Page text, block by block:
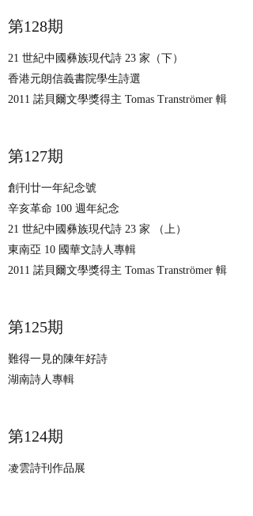
​第128期
21 世紀中國彝族現代詩 23 家（下）
香港元朗信義書院學生詩選
2011 諾貝爾文學獎得主 Tomas Tranströmer 輯
​第127期
創刊廿一年紀念號
辛亥革命 100 週年紀念
21 世紀中國彝族現代詩 23 家 （上）
東南亞 10 國華文詩人專輯
2011 諾貝爾文學獎得主 Tomas Tranströmer 輯
第125期
難得一見的陳年好詩
湖南詩人專輯
​第124期
凌雲詩刊作品展